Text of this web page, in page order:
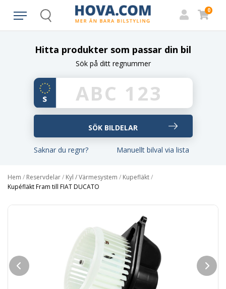
Search
0
Hitta produkter som passar din bil
Sök på ditt regnummer
Saknar du regnr? Manuellt bilval via lista
Hem / Reservdelar/ Kyl / Värmesystem / Kupefläkt/
Kupéfläkt Fram till FIAT DUCATO